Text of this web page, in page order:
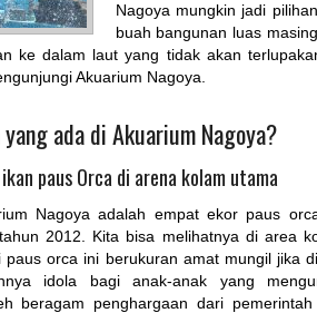
Nagoya mungkin jadi
buah bangunan luas
ke dalam laut yang tidak akan
Akuarium Nagoya.
ada di Akuarium Nagoya?
paus Orca di arena kolam utama
Nagoya adalah empat ekor paus
2012. Kita bisa melihatnya di area
paus orca ini berukuran amat mungil jika
idola bagi anak-anak yang
beragam penghargaan dari